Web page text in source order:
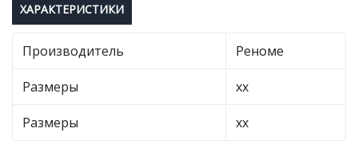
ХАРАКТЕРИСТИКИ
Производитель Реноме
Размеры хх
Размеры хх